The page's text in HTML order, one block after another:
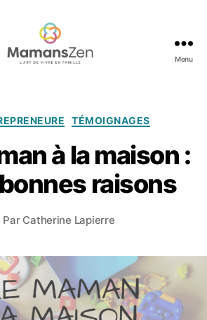
Menu
Catégories
TÉMOIGNAGES
à la maison :
raisons
Par Catherine Lapierre
Date
2
j
a
n
v
e
2
1
6